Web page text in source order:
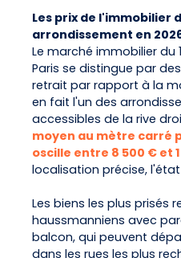
Les prix de l'immobilier
arrondissement en
Le marché immobilier du
Paris se distingue par
retrait par rapport à la
en fait l'un des
accessibles de la rive
moyen au mètre carré
oscille entre 8 500 € et
localisation précise,
Les biens les plus prisés
haussmanniens avec
balcon, qui peuvent
dans les rues les plus